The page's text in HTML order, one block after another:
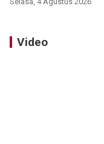
Video